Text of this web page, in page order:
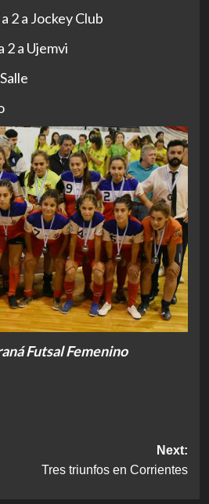
2 a Jockey Club
2 a Ujemvi
Futsal Femenino
Next:
Tres triunfos en Corrientes